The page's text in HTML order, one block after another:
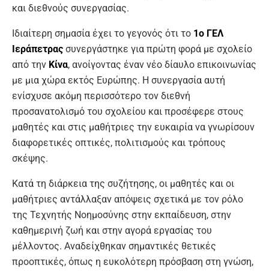
και διεθνούς συνεργασίας.
Ιδιαίτερη σημασία έχει το γεγονός ότι το 1ο ΓΕΛ
Ιεράπετρας συνεργάστηκε για πρώτη φορά με σχολείο
από την Κίνα, ανοίγοντας έναν νέο δίαυλο επικοινωνίας
με μια χώρα εκτός Ευρώπης. Η συνεργασία αυτή
ενίσχυσε ακόμη περισσότερο τον διεθνή
προσανατολισμό του σχολείου και προσέφερε στους
μαθητές και στις μαθήτριες την ευκαιρία να γνωρίσουν
διαφορετικές οπτικές, πολιτισμούς και τρόπους
σκέψης.
Κατά τη διάρκεια της συζήτησης, οι μαθητές και οι
μαθήτριες αντάλλαξαν απόψεις σχετικά με τον ρόλο
της Τεχνητής Νοημοσύνης στην εκπαίδευση, στην
καθημερινή ζωή και στην αγορά εργασίας του
μέλλοντος. Αναδείχθηκαν σημαντικές θετικές
προοπτικές, όπως η ευκολότερη πρόσβαση στη γνώση,